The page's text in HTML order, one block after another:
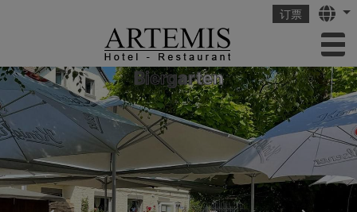
订票
Biergarten
Restaurant